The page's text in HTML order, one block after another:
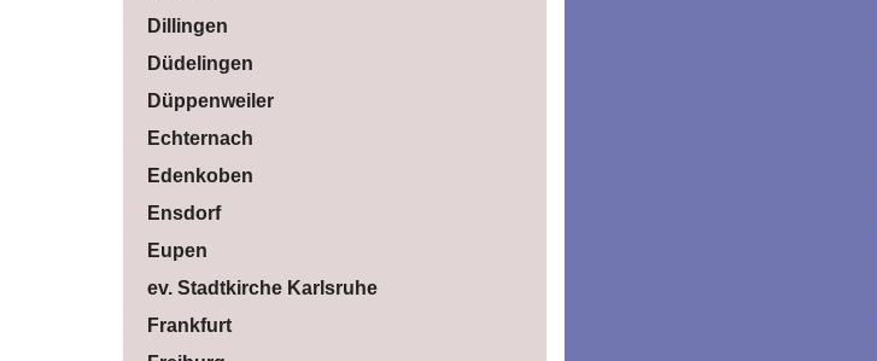
Dillingen
Düdelingen
Düppenweiler
Echternach
Edenkoben
Ensdorf
Eupen
ev. Stadtkirche Karlsruhe
Frankfurt